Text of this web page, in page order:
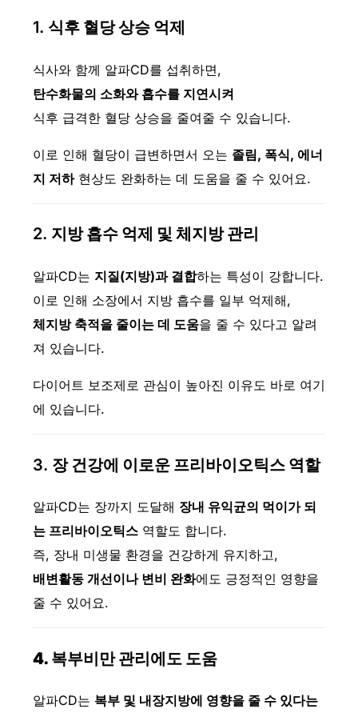
1. 식후 혈당 상승 억제
식사와 함께 알파CD를 섭취하면,
탄수화물의 소화와 흡수를 지연시켜
식후 급격한 혈당 상승을 줄여줄 수 있습니다.
이로 인해 혈당이 급변하면서 오는 졸림, 폭식, 에너
지 저하현상도 완화하는 데 도움을 줄 수 있어요.
2. 지방 흡수 억제 및 체지방 관리
알파CD는 지질(지방)과 결합하는 특성이 강합니다.
이로 인해 소장에서 지방 흡수를 일부 억제해,
체지방 축적을 줄이는 데 도움을 줄 수 있다고 알려
져 있습니다.
다이어트 보조제로 관심이 높아진 이유도 바로 여기
에 있습니다.
3. 장 건강에 이로운 프리바이오틱스 역할
알파CD는 장까지 도달해 장내 유익균의 먹이가 되
는 프리바이오틱스역할도 합니다.
즉, 장내 미생물 환경을 건강하게 유지하고,
배변활동 개선이나 변비 완화에도 긍정적인 영향을
줄 수 있어요.
4. 복부비만 관리에도 도움
알파CD는 복부 및 내장지방에 영향을 줄 수 있다는